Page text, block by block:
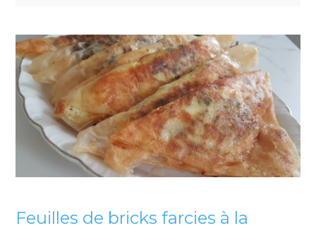
Feuilles de bricks farcies à la